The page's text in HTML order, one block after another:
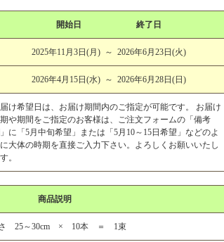
開始日 終了日
2025年11月3日(月) ～ 2026年6月23日(火)
2026年4月15日(水) ～ 2026年6月28日(日)
け希望日は、お届け期間内のご指定が可能です。 お届け
や期間をご指定のお客様は、ご注文フォームの「備考
に「5月中旬希望」または「5月10～15日希望」などのよ
大体の時期を直接ご入力下さい。よろしくお願いいたし
。
商品説明
25～30cm × 10本 ＝ 1束